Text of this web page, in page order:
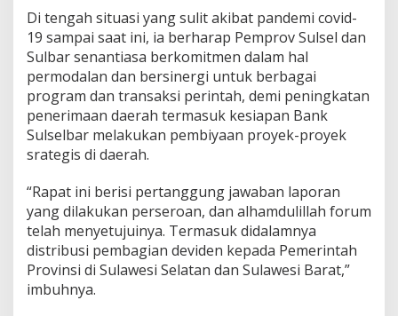
Di tengah situasi yang sulit akibat pandemi covid-
19 sampai saat ini, ia berharap Pemprov Sulsel dan
Sulbar senantiasa berkomitmen dalam hal
permodalan dan bersinergi untuk berbagai
program dan transaksi perintah, demi peningkatan
penerimaan daerah termasuk kesiapan Bank
Sulselbar melakukan pembiyaan proyek-proyek
srategis di daerah.
“Rapat ini berisi pertanggung jawaban laporan
yang dilakukan perseroan, dan alhamdulillah forum
telah menyetujuinya. Termasuk didalamnya
distribusi pembagian deviden kepada Pemerintah
Provinsi di Sulawesi Selatan dan Sulawesi Barat,”
imbuhnya.